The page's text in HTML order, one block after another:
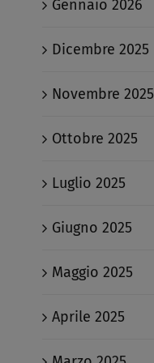
Gennaio 2026
Dicembre 2025
Novembre 2025
Ottobre 2025
Luglio 2025
Giugno 2025
Maggio 2025
Aprile 2025